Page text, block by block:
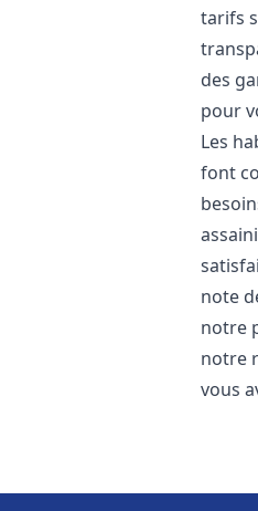
tarifs
des
pour
Les
font
note
notre
notre
vous